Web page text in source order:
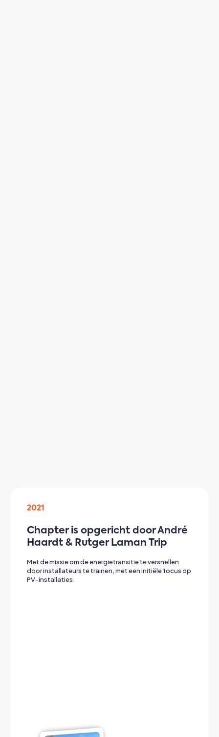
2021
Chapter is opgericht door André
Haardt & Rutger Laman Trip
Met de missie om de energietransitie te versnellen
door installateurs te trainen, met een initiële focus op
PV-installaties.